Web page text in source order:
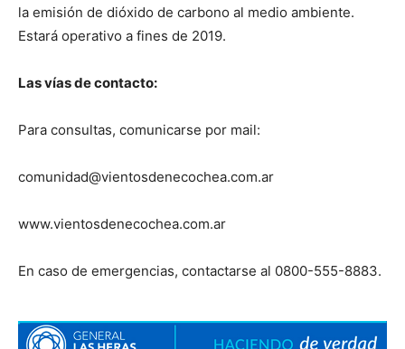
la emisión de dióxido de carbono al medio ambiente.
Estará operativo a fines de 2019.
Las vías de contacto:
Para consultas, comunicarse por mail:
comunidad@vientosdenecochea.com.ar
www.vientosdenecochea.com.ar
En caso de emergencias, contactarse al 0800-555-8883.